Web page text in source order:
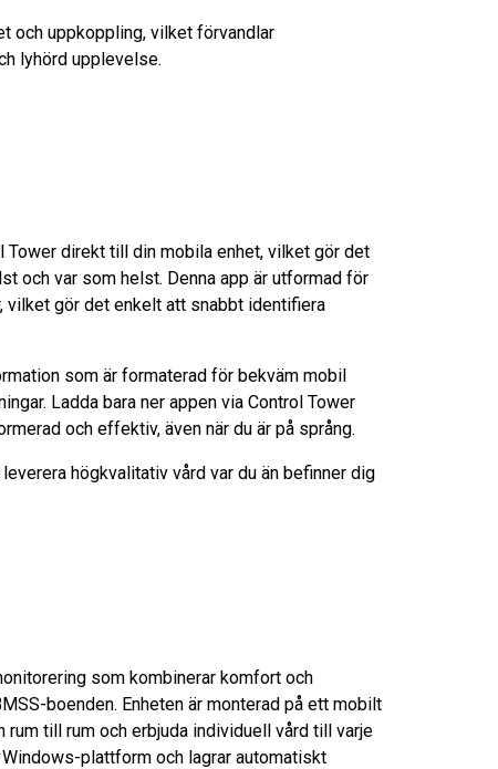
och uppkoppling, vilket förvandlar
lyhörd upplevelse.
direkt till din mobila enhet, vilket gör det
och var som helst. Denna app är utformad för
vilket gör det enkelt att snabbt identifiera
som är formaterad för bekväm mobil
Ladda bara ner appen via Control Tower
och effektiv, även när du är på språng.
högkvalitativ vård var du än befinner dig
som kombinerar komfort och
boenden. Enheten är monterad på ett mobilt
till rum och erbjuda individuell vård till varje
plattform och lagrar automatiskt